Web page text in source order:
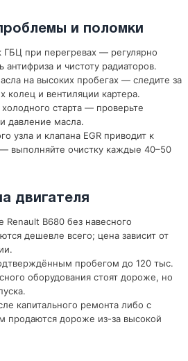
и поломки
ГБЦ при перегревах — регулярно
антифриза и чистоту радиаторов.
на высоких пробегах — следите за
колец и вентиляции картера.
старта — проверьте
давление масла.
узла и клапана EGR приводит к
выполняйте очистку каждые 40–50
двигателя
B680 без навесного
дешевле всего; цена зависит от
пробегом до 120 тыс.
оборудования стоят дороже, но
капитального ремонта либо с
продаются дороже из-за высокой